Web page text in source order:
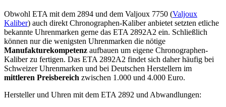
Obwohl ETA mit dem 2894 und dem Valjoux 7750 (Valjoux
Kaliber) auch direkt Chronographen-Kaliber anbietet setzten etliche
bekannte Uhrenmarken gerne das ETA 2892A2 ein. Schließlich
können nur die wenigsten Uhrenmarken die nötige
Manufakturekompetenz aufbauen um eigene Chronographen-
Kaliber zu fertigen. Das ETA 2892A2 findet sich daher häufig bei
Schweizer Uhrenmarken und bei Deutschen Herstellern im
mittleren Preisbereich zwischen 1.000 und 4.000 Euro.
Hersteller und Uhren mit dem ETA 2892 und Abwandlungen: